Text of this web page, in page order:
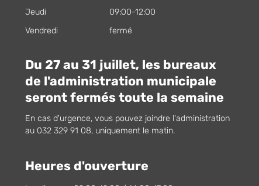
Jeudi
09:00-12:00
Vendredi
fermé
Du 27 au 31 juillet, les bureaux
de l'administration municipale
seront fermés toute la semaine
En cas d'urgence, vous pouvez joindre l'administration
au 032 329 91 08, uniquement le matin.
Heures d'ouverture